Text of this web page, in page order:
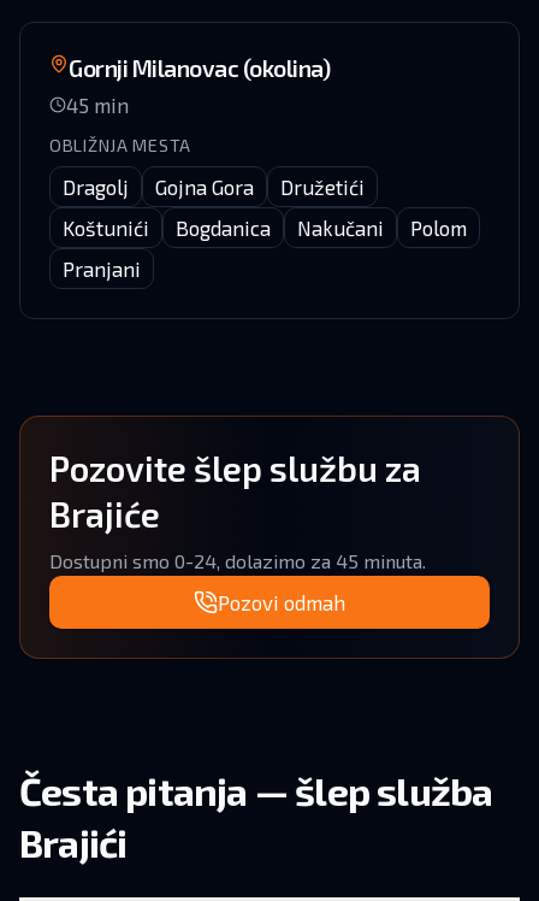
Gornji Milanovac (okolina)
45 min
OBLIŽNJA MESTA
Dragolj Gojna Gora
Družetići
Koštunići
Bogdanica Nakučani
Polom
Pranjani
Pozovite šlep službu za
Brajiće
Dostupni smo 0-24, dolazimo za 45 minuta.
Pozovi odmah
Česta pitanja — šlep služba
Brajići